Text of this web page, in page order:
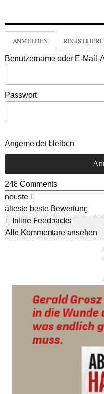
ANMELDEN
Benutzername oder E-Mail-
Passwort
Angemeldet bleiben
248 Comments
neuste
älteste beste Bewertung
Inline Feedbacks
Alle Kommentare ansehen